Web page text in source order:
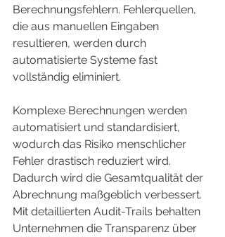
Berechnungsfehlern. Fehlerquellen,
die aus manuellen Eingaben
resultieren, werden durch
automatisierte Systeme fast
vollständig eliminiert.
Komplexe Berechnungen werden
automatisiert und standardisiert,
wodurch das Risiko menschlicher
Fehler drastisch reduziert wird.
Dadurch wird die Gesamtqualität der
Abrechnung maßgeblich verbessert.
Mit detaillierten Audit-Trails behalten
Unternehmen die Transparenz über